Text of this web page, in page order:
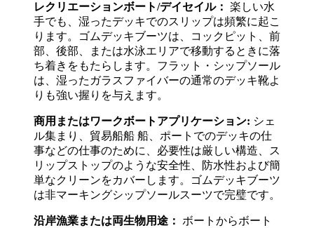
レクリエーションボート/デイセイル： 楽しい水
手でも、湿ったデッキでのスリップは頻繁に起こ
ります。ゴムデッキブーツは、コックピット、前
部、後部、または水泳エリアで移動するときに落
ち着きをもたらします。フラット・シップソール
は、湿ったガラスファイバーの通常のデッキ靴よ
りも強い握りを与えます。
商用またはワークボートアプリケーション: シェ
ル集まり、貿易船船 船、ポートでのデッキの仕
事などの仕事のために、必要性は厳しい構造、ス
リップストップのような安全性、防水性および簡
単なクリーンをカバーします。ゴムデッキブーツ
は非マーキングシップソールスーツで完璧です。
沿岸漁業または両生物用途：
ボートからボート